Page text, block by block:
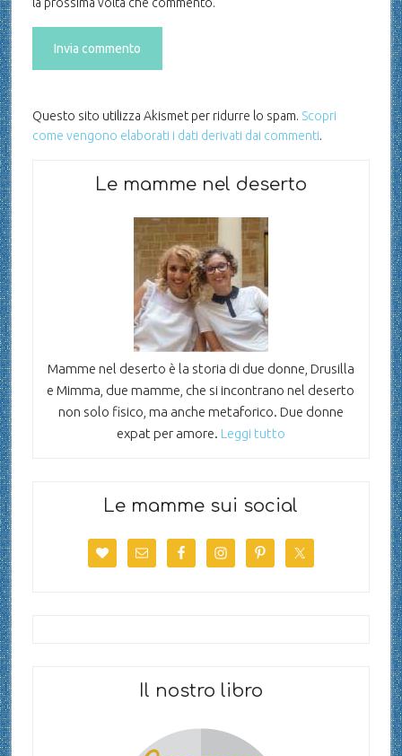
Questo sito utilizza Akismet per ridurre lo spam. Scopri
come vengono elaborati i dati derivati dai commenti.
Le mamme nel deserto
Mamme nel deserto è la storia di due donne, Drusilla
e Mimma, due mamme, che si incontrano nel deserto
non solo fisico, ma anche metaforico. Due donne
expat per amore. Leggi tutto
Le mamme sui social
Il nostro libro